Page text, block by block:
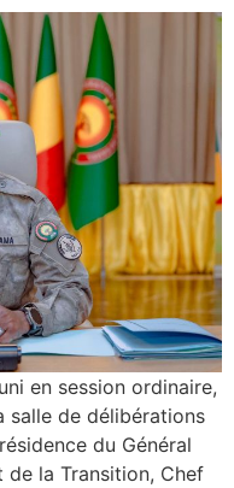
en session ordinaire,
salle de délibérations
du Général
de la Transition, Chef